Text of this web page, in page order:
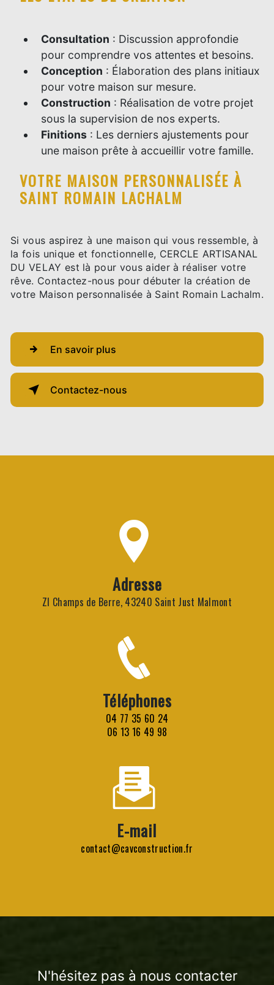
Consultation : Discussion approfondie
pour comprendre vos attentes et besoins.
Conception : Élaboration des plans initiaux
pour votre maison sur mesure.
Construction : Réalisation de votre projet
sous la supervision de nos experts.
Finitions : Les derniers ajustements pour
une maison prête à accueillir votre famille.
VOTRE MAISON PERSONNALISÉE À
SAINT ROMAIN LACHALM
Si vous aspirez à une maison qui vous ressemble, à
la fois unique et fonctionnelle, CERCLE ARTISANAL
DU VELAY est là pour vous aider à réaliser votre
rêve. Contactez-nous pour débuter la création de
votre Maison personnalisée à Saint Romain Lachalm.
En savoir plus
Contactez-nous
Adresse
ZI Champs de Berre, 43240 Saint Just Malmont
Téléphones
04 77 35 60 24
06 13 16 49 98
E-mail
contact@cavconstruction.fr
N'hésitez pas à nous contacter